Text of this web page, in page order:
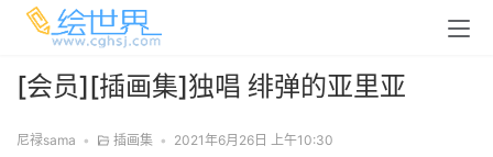
[会员][插画集]独唱 绯弹的亚里亚
尼禄sama • 插画集 • 2021年6月26日 上午10:30